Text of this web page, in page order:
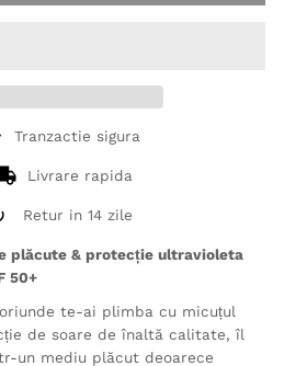
Tranzactie sigura
Livrare rapida
Retur in 14 zile
plăcute & protecție ultravioleta
50+
te-ai plimba cu micuțul
de soare de înaltă calitate, îl
un mediu plăcut deoarece